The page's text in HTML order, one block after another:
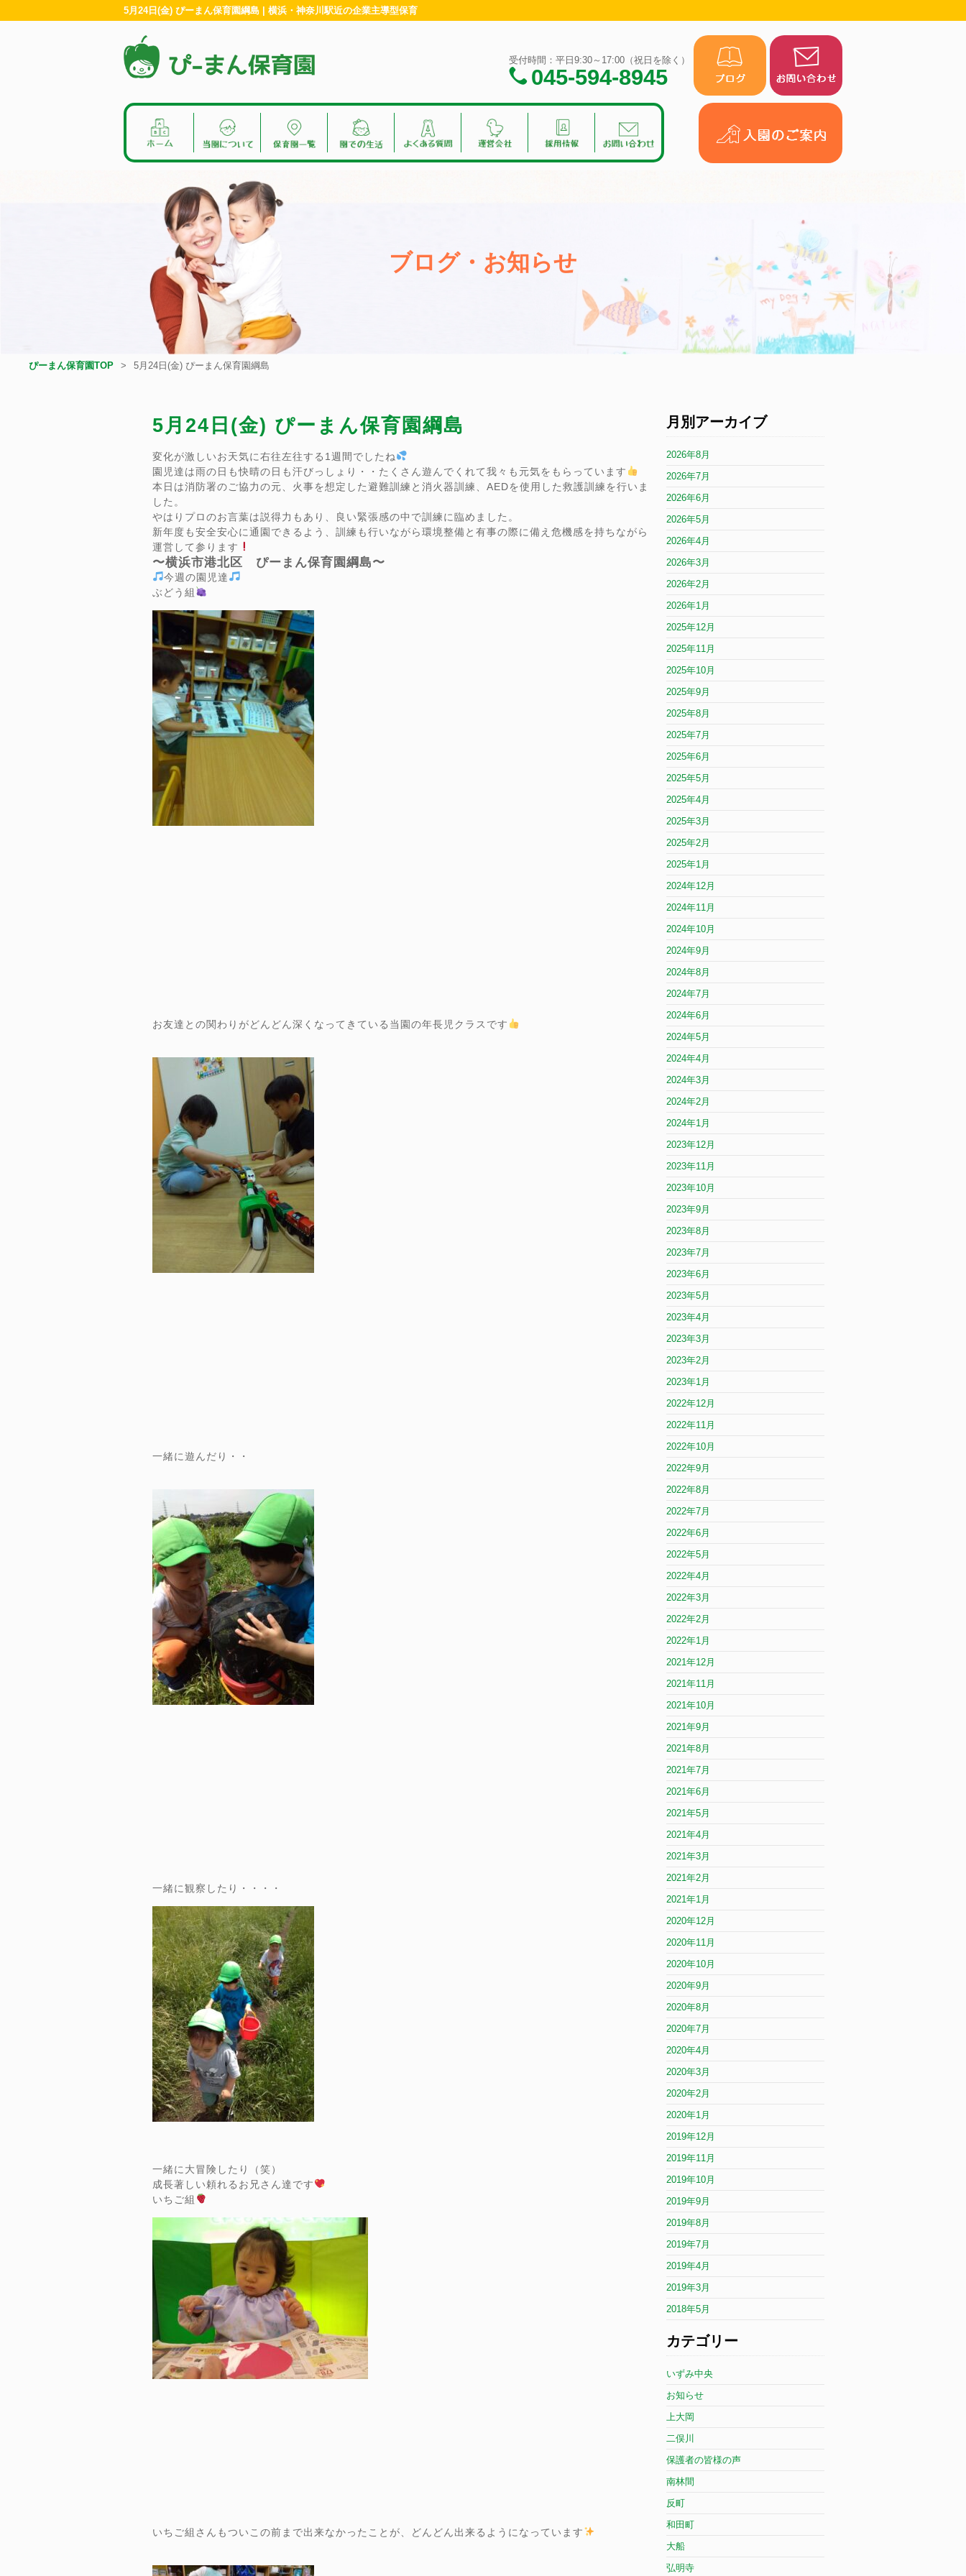
5月24日(金) ぴーまん保育園綱島 | 横浜・神奈川駅近の企業主導型保育
受付時間：平日9:30～17:00（祝日を除く）
045-594-8945
ブログ・お知らせ
ぴーまん保育園TOP 5月24日(金) ぴーまん保育園綱島
5月24日(金) ぴーまん保育園綱島
変化が激しいお天気に右往左往する1週間でしたね
園児達は雨の日も快晴の日も汗びっしょり・・たくさん遊んでくれて我々も元気をもらっています
本日は消防署のご協力の元、火事を想定した避難訓練と消火器訓練、AEDを使用した救護訓練を行いま
した。
やはりプロのお言葉は説得力もあり、良い緊張感の中で訓練に臨めました。
新年度も安全安心に通園できるよう、訓練も行いながら環境整備と有事の際に備え危機感を持ちながら
運営して参ります
〜横浜市港北区 ぴーまん保育園綱島〜
今週の園児達
ぶどう組
お友達との関わりがどんどん深くなってきている当園の年長児クラスです
一緒に遊んだり・・
一緒に観察したり・・・・
一緒に大冒険したり（笑）
成長著しい頼れるお兄さん達です
いちご組
いちご組さんもついこの前まで出来なかったことが、どんどん出来るようになっています
月別アーカイブ
2026年8月
2026年7月
2026年6月
2026年5月
2026年4月
2026年3月
2026年2月
2026年1月
2025年12月
2025年11月
2025年10月
2025年9月
2025年8月
2025年7月
2025年6月
2025年5月
2025年4月
2025年3月
2025年2月
2025年1月
2024年12月
2024年11月
2024年10月
2024年9月
2024年8月
2024年7月
2024年6月
2024年5月
2024年4月
2024年3月
2024年2月
2024年1月
2023年12月
2023年11月
2023年10月
2023年9月
2023年8月
2023年7月
2023年6月
2023年5月
2023年4月
2023年3月
2023年2月
2023年1月
2022年12月
2022年11月
2022年10月
2022年9月
2022年8月
2022年7月
2022年6月
2022年5月
2022年4月
2022年3月
2022年2月
2022年1月
2021年12月
2021年11月
2021年10月
2021年9月
2021年8月
2021年7月
2021年6月
2021年5月
2021年4月
2021年3月
2021年2月
2021年1月
2020年12月
2020年11月
2020年10月
2020年9月
2020年8月
2020年7月
2020年4月
2020年3月
2020年2月
2020年1月
2019年12月
2019年11月
2019年10月
2019年9月
2019年8月
2019年7月
2019年4月
2019年3月
2018年5月
カテゴリー
いずみ中央
お知らせ
上大岡
二俣川
保護者の皆様の声
南林間
反町
和田町
大船
弘明寺